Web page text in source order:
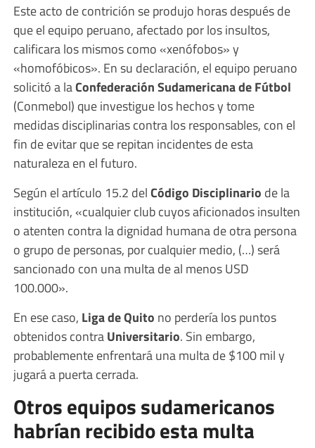
Este acto de contrición se produjo horas después de
que el equipo peruano, afectado por los insultos,
calificara los mismos como «xenófobos» y
«homofóbicos». En su declaración, el equipo peruano
solicitó a laConfederación Sudamericana de Fútbol
(Conmebol) que investigue los hechos y tome
medidas disciplinarias contra los responsables, con el
fin de evitar que se repitan incidentes de esta
naturaleza en el futuro.
Según el artículo 15.2 delCódigo Disciplinario de la
institución, «cualquier club cuyos aficionados insulten
o atenten contra la dignidad humana de otra persona
o grupo de personas, por cualquier medio, (…) será
sancionado con una multa de al menos USD
100.000».
En ese caso, Liga de Quito no perdería los puntos
obtenidos contraUniversitario. Sin embargo,
probablemente enfrentará una multa de $100 mil y
jugará a puerta cerrada.
Otros equipos sudamericanos
habrían recibido esta multa